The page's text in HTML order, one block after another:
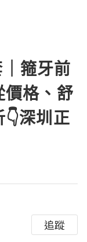
箍牙前
格、舒
深圳正
追蹤